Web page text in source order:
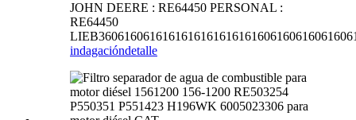
JOHN DEERE : RE64450 PERSONAL :
RE64450
indagacióndetalle